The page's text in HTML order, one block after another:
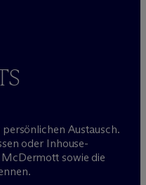
Austausch.
oder Inhouse-
McDermott sowie die